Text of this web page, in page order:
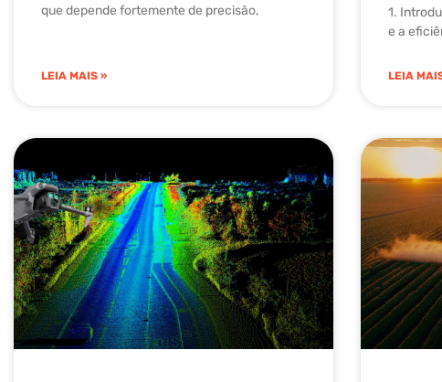
que depende fortemente de precisão,
LEIA MAIS »
1.
e a
LEIA